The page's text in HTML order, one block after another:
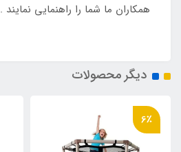
همکاران ما شما را راهنمایی نمایند .
دیگر محصولات
6٪